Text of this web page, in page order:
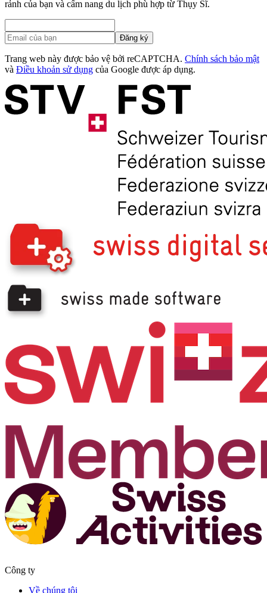
rảnh của bạn và cẩm nang du lịch phù hợp từ Thụy Sĩ.
Đăng ký
Trang web này được bảo vệ bởi reCAPTCHA. Chính sách bảo mật
và Điều khoản sử dụng của Google được áp dụng.
Công ty
Về chúng tôi